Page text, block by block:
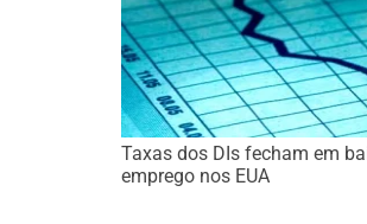
Taxas dos DIs fecham em
emprego nos EUA